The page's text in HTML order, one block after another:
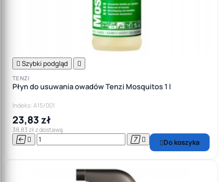
 Szybki podgląd 
TENZI
Płyn do usuwania owadów Tenzi Mosquitos 1 l
Indeks: A15/001
23,83 zł
38,83 zł z dostawą
    Do koszyka